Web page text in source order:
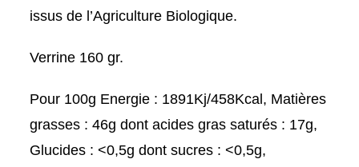
issus de l’Agriculture Biologique.
Verrine 160 gr.
Pour 100g Energie : 1891Kj/458Kcal, Matières
grasses : 46g dont acides gras saturés : 17g,
Glucides : <0,5g dont sucres : <0,5g,